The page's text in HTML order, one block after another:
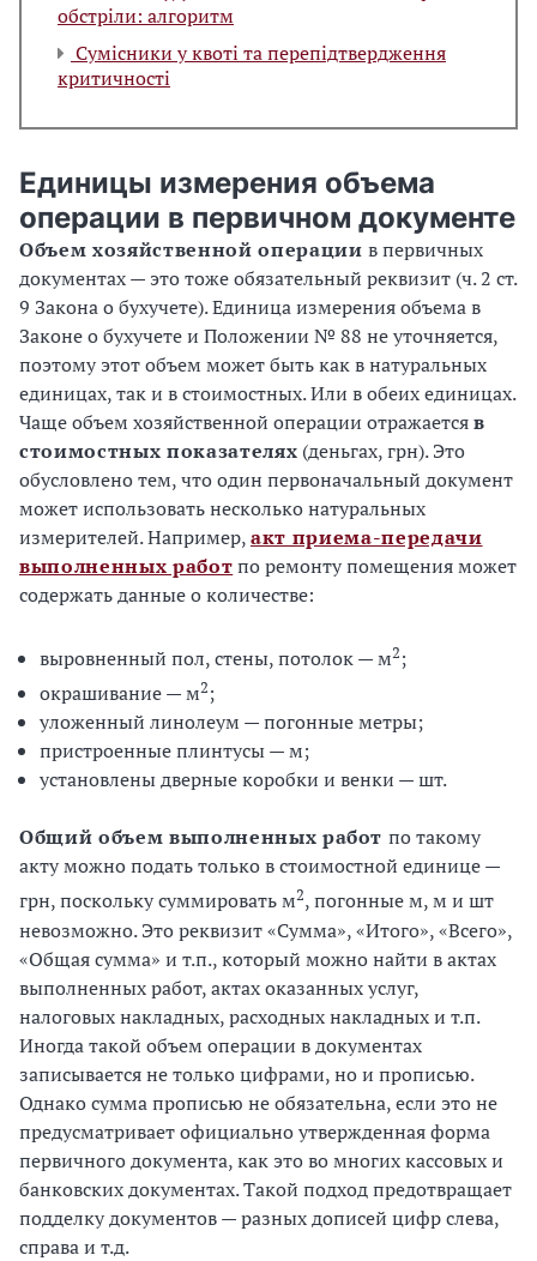
обстріли: алгоритм
Сумісники у квоті та перепідтвердження
критичності
Единицы измерения объема
операции в первичном документе
Объем хозяйственной операциив первичных
документах — это тоже обязательный реквизит (ч. 2 ст.
9 Закона о бухучете). Единица измерения объема в
Законе о бухучете и Положении № 88 не уточняется,
поэтому этот объем может быть как в натуральных
единицах, так и в стоимостных. Или в обеих единицах.
Чаще объем хозяйственной операции отражаетсяв
стоимостных показателях (деньгах, грн). Это
обусловлено тем, что один первоначальный документ
может использовать несколько натуральных
измерителей. Например,акт приема-передачи
выполненных работпо ремонту помещения может
содержать данные о количестве:
выровненный пол, стены, потолок — м2;
окрашивание — м2;
уложенный линолеум — погонные метры;
пристроенные плинтусы — м;
установлены дверные коробки и венки — шт.
Общий объем выполненных работ по такому
акту можно подать только в стоимостной единице —
грн, поскольку суммировать м2, погонные м, м и шт
невозможно. Это реквизит «Сумма», «Итого», «Всего»,
«Общая сумма» и т.п., который можно найти в актах
выполненных работ, актах оказанных услуг,
налоговых накладных, расходных накладных и т.п.
Иногда такой объем операции в документах
записывается не только цифрами, но и прописью.
Однако сумма прописью не обязательна, если это не
предусматривает официально утвержденная форма
первичного документа, как это во многих кассовых и
банковских документах. Такой подход предотвращает
подделку документов — разных дописей цифр слева,
справа и т.д.